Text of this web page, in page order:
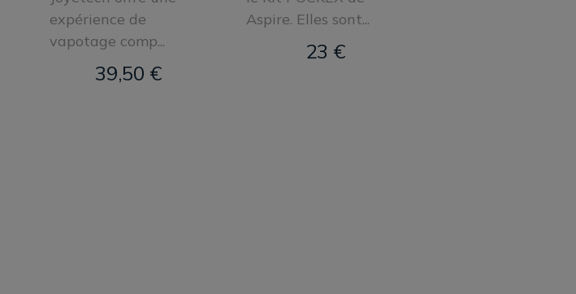
expérience de
vapotage comp...
39,50 €
Aspire. Elles sont...
23 €